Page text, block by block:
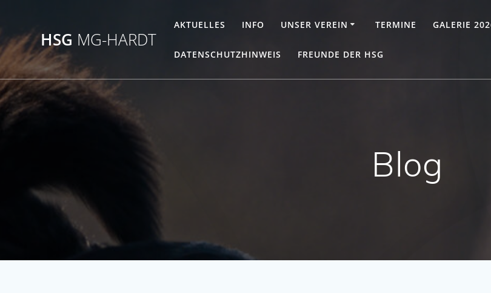
springen HSG MG-HARDT
AKTUELLES INFO UNSER VEREIN TERMINE GALERIE
DATENSCHUTZHINWEIS FREUNDE DER HSG
Blog